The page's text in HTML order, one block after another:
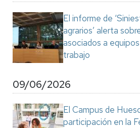
El informe de
agrarios’ alerta
asociados a
trabajo
09/06/2026
El Campus de
participación en la